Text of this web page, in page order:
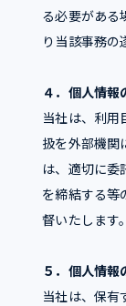
る必要がある
り当該事務
４．個人情報
当社は、利用
扱を外部機関
は、適切に委
を締結する等
督いたします。
５．個人情報
当社は、保有